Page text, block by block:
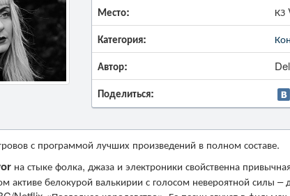
Место: КЗ
Категория:
Автор:
Поделиться:
с программой лучших произведений в полном составе.
на стыке фолка, джаза и электроники свойственна
активе белокурой валькирии с голосом невероятной силы